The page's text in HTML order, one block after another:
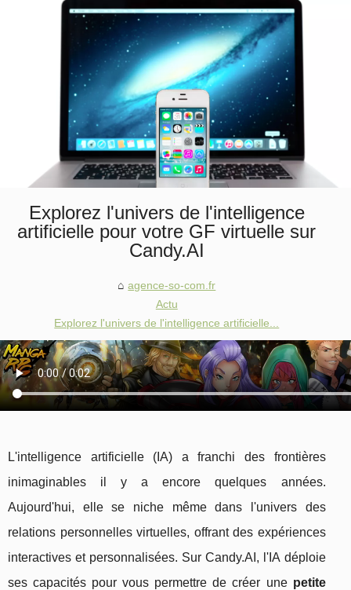
Explorez l'univers de l'intelligence
artificielle pour votre GF virtuelle sur
Candy.AI
agence-so-com.fr
Actu
Explorez l'univers de l'intelligence artificielle...
L'intelligence artificielle (IA) a franchi des frontières
inimaginables il y a encore quelques années.
Aujourd'hui, elle se niche même dans l'univers des
relations personnelles virtuelles, offrant des expériences
interactives et personnalisées. Sur Candy.AI, l'IA déploie
ses capacités pour vous permettre de créer une petite